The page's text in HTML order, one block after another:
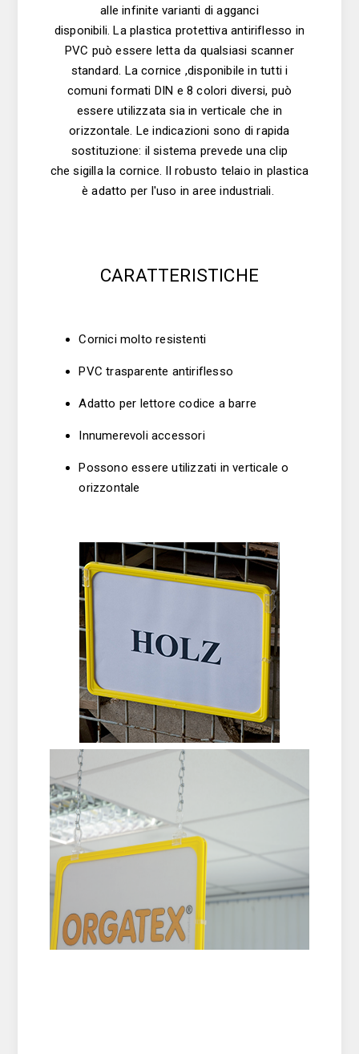
alle infinite varianti di agganci
disponibili. La plastica protettiva antiriflesso in
PVC può essere letta da qualsiasi scanner
standard. La cornice ,disponibile in tutti i
comuni formati DIN e 8 colori diversi, può
essere utilizzata sia in verticale che in
orizzontale. Le indicazioni sono di rapida
sostituzione: il sistema prevede una clip
che sigilla la cornice. Il robusto telaio in plastica
è adatto per l'uso in aree industriali.
CARATTERISTICHE
Cornici molto resistenti
PVC trasparente antiriflesso
Adatto per lettore codice a barre
Innumerevoli accessori
Possono essere utilizzati in verticale o
orizzontale